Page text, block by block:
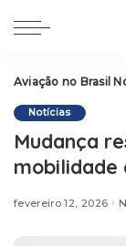
Aviação no Brasil
Notícias
Mudança
mobilidade
fevereiro 12, 2026